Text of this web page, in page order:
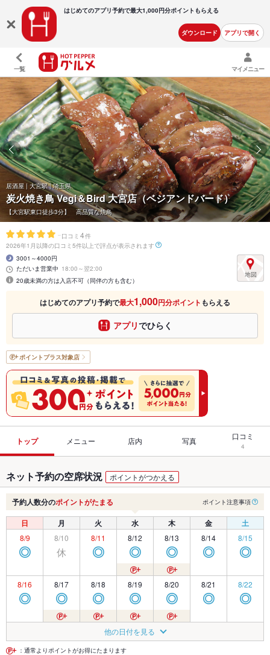
はじめてのアプリ予約で最大1,000円分ポイントもらえる
ダウンロード アプリで開く
一覧 マイメニュー
居酒屋 | 大宮駅 | 埼玉県
炭火焼き鳥 Vegi＆Bird 大宮店（ベジアンドバード）
【大宮駅東口徒歩3分】 高品質な焼鳥
- 口コミ 4件
2026年1月以降の口コミ5件以上で評点が表示されます
3001～4000円
ただいま営業中 18:00～翌2:00
20歳未満の方は入店不可（同伴の方も含む）
はじめてのアプリ予約で最大1,000円分ポイント もらえる
アプリでひらく
ポイントプラス対象店
トップ メニュー 店内 写真 口コミ
4
ネット予約の空席状況 ポイントがつかえる
予約人数分のポイントがたまる ポイント注意事項
日 月 火 水 木 金 土
8/9
◎
8/10
休
8/11
◎
8/12
◎
8/13
◎
8/14
◎
8/15
◎
8/16
◎
8/17
◎
8/18
◎
8/19
◎
8/20
◎
8/21
◎
8/22
◎
◎ ◎
8/25
◎
8/26
◎
8/27
◎ ◎ ◎
他の日付を見る
：通常よりポイントがお得にたまります